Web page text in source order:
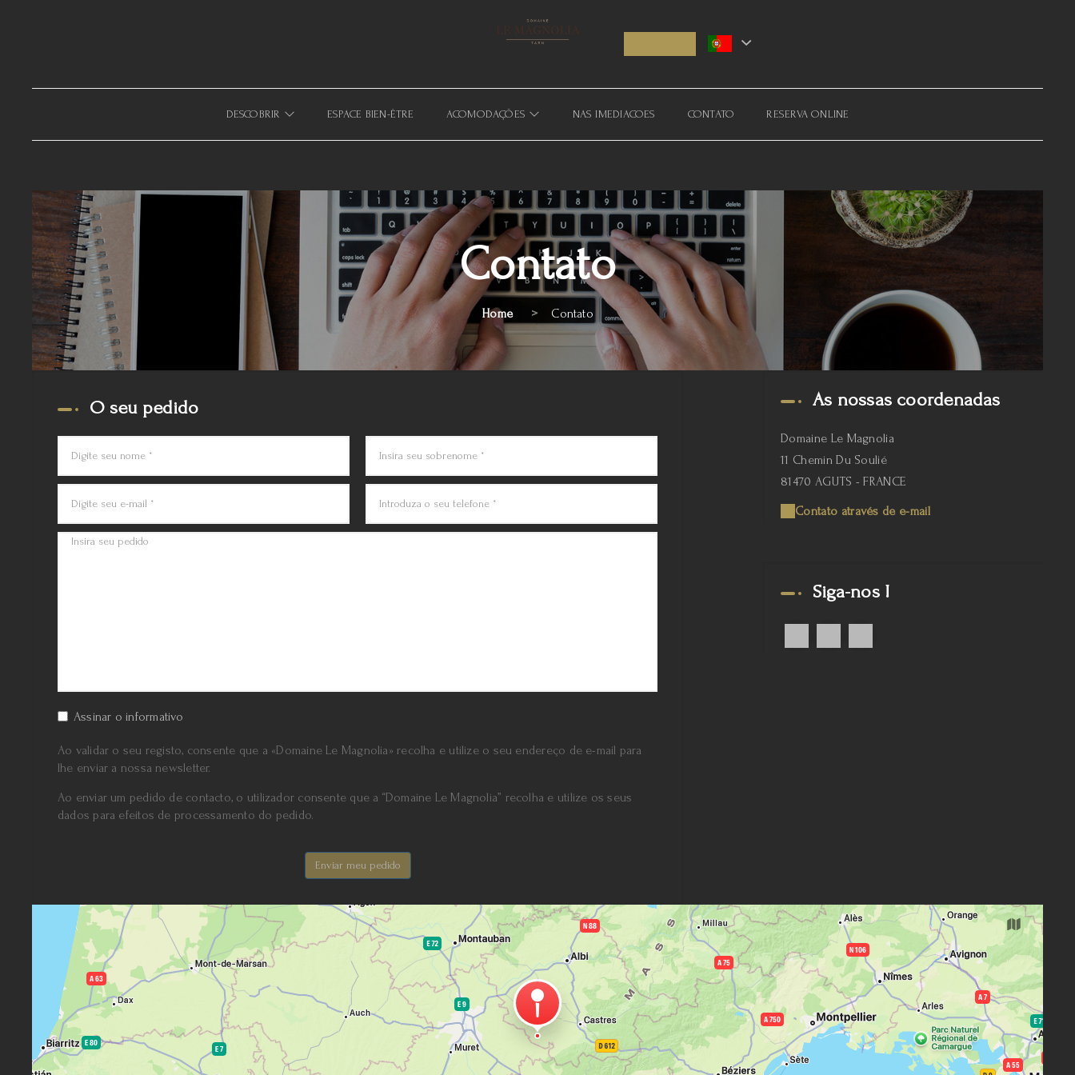
DESCOBRIR ESPACE BIEN-ÊTRE ACOMODAÇÕES NAS IMEDIACOES CONTATO RESERVA ONLINE
Contato
Home Contato
O seu pedido
Assinar o informativo
Ao validar o seu registo, consente que a «Domaine Le Magnolia» recolha e utilize o seu endereço de e-mail para
lhe enviar a nossa newsletter.
Ao enviar um pedido de contacto, o utilizador consente que a “Domaine Le Magnolia” recolha e utilize os seus
dados para efeitos de processamento do pedido.
As nossas coordenadas
Domaine Le Magnolia
11 Chemin Du Soulié
81470 AGUTS - FRANCE
Contato através de e-mail
Siga-nos !